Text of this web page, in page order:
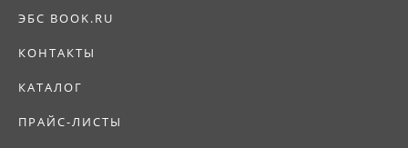
ЭБС BOOK.RU
КОНТАКТЫ
КАТАЛОГ
ПРАЙС-ЛИСТЫ